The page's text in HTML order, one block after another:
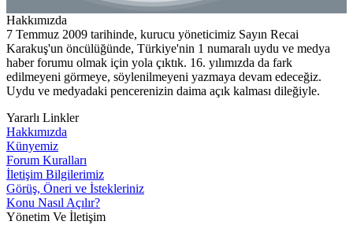
Hakkımızda
7 Temmuz 2009 tarihinde, kurucu yöneticimiz Sayın Recai
Karakuş'un öncülüğünde, Türkiye'nin 1 numaralı uydu ve medya
haber forumu olmak için yola çıktık. 16. yılımızda da fark
edilmeyeni görmeye, söylenilmeyeni yazmaya devam edeceğiz.
Uydu ve medyadaki pencerenizin daima açık kalması dileğiyle.
Yararlı Linkler
Hakkımızda
Künyemiz
Forum Kuralları
İletişim Bilgilerimiz
Görüş, Öneri ve İstekleriniz
Konu Nasıl Açılır?
Yönetim Ve İletişim